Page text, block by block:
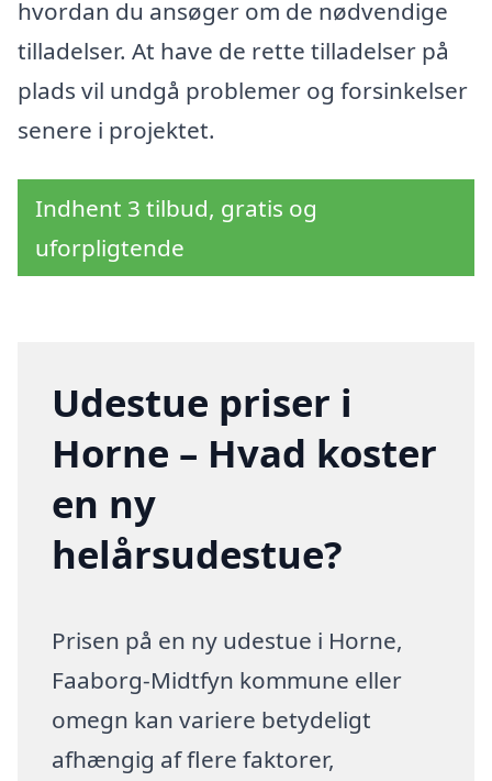
hvordan du ansøger om de nødvendige
tilladelser. At have de rette tilladelser på
plads vil undgå problemer og forsinkelser
senere i projektet.
Indhent 3 tilbud, gratis og
uforpligtende
Udestue priser i
Horne – Hvad koster
en ny
helårsudestue?
Prisen på en ny udestue i Horne,
Faaborg-Midtfyn kommune eller
omegn kan variere betydeligt
afhængig af flere faktorer,